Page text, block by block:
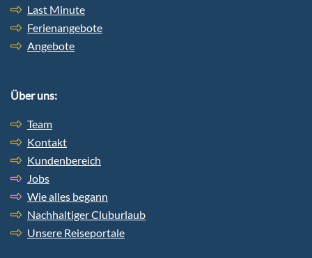
Last Minute
Ferienangebote
Angebote
Über uns:
Team
Kontakt
Kundenbereich
Jobs
Wie alles begann
Nachhaltiger Cluburlaub
Unsere Reiseportale